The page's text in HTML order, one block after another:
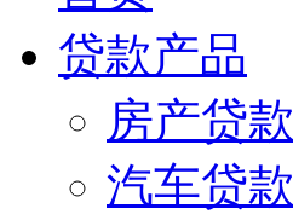
贷款产品
房产贷款
汽车贷款